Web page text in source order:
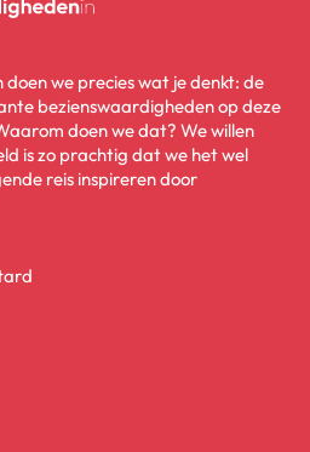
we precies wat je denkt: de
bezienswaardigheden op deze
doen we dat? We willen
is zo prachtig dat we het wel
reis inspireren door